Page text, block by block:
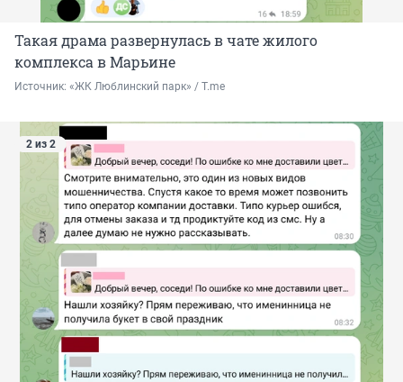
Такая драма развернулась в чате жилого
комплекса в Марьине
Источник: «ЖК Люблинский парк» / T.me
2 из 2